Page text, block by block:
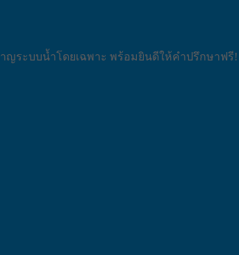
ญระบบน้ำโดยเฉพาะ พร้อมยินดีให้คำปรึกษาฟรี!